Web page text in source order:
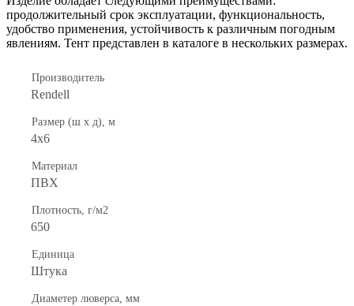
продолжительный срок эксплуатации, функциональность,
удобство применения, устойчивость к различным погодным
явлениям. Тент представлен в каталоге в нескольких размерах.
Производитель
Rendell
Размер (ш х д), м
4х6
Материал
ПВХ
Плотность, г/м2
650
Единица
Штука
Диаметер люверса, мм